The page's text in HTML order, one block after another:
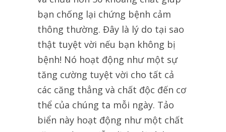
bạn chống lại chứng bệnh cảm
thông thường. Đây là lý do tại sao
thật tuyệt vời nếu bạn không bị
bệnh! Nó hoạt động như một sự
tăng cường tuyệt vời cho tất cả
các căng thẳng và chất độc đến cơ
thể của chúng ta mỗi ngày. Tảo
biển này hoạt động như một chất